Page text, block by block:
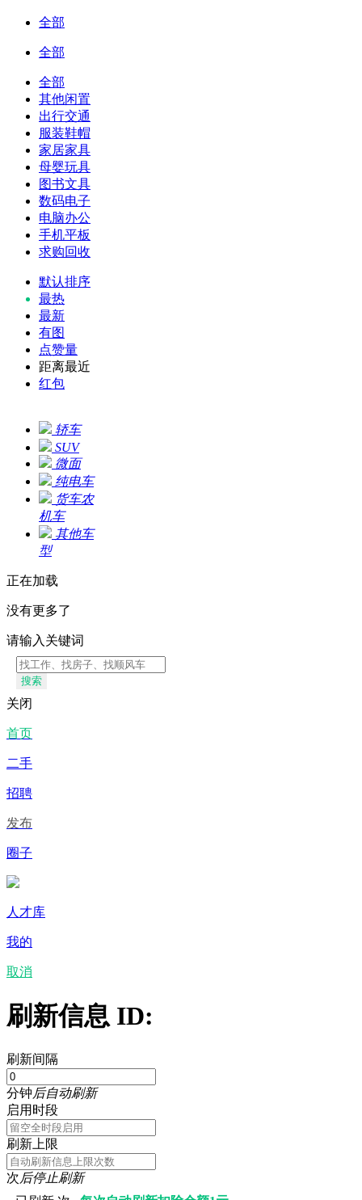
全部
全部
全部
其他闲置
出行交通
服装鞋帽
家居家具
母婴玩具
图书文具
数码电子
电脑办公
手机平板
求购回收
默认排序
最热
最新
有图
点赞量
距离最近
红包
轿车
SUV
微面
纯电车
货车农
机车
其他车
型
正在加载
没有更多了
请输入关键词
搜索
关闭
首页
二手
招聘
发布
圈子
人才库
我的
取消
刷新信息 ID:
刷新间隔
分钟后自动刷新
启用时段
刷新上限
次后停止刷新